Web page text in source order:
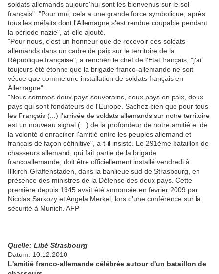
soldats allemands aujourd'hui sont les bienvenus sur le sol
français". "Pour moi, cela a une grande force symbolique, après
tous les méfaits dont l'Allemagne s'est rendue coupable pendant
la période nazie", at-elle ajouté.
"Pour nous, c'est un honneur que de recevoir des soldats
allemands dans un cadre de paix sur le territoire de la
République française", a renchéri le chef de l'Etat français, "j'ai
toujours été étonné que la brigade franco-allemande ne soit
vécue que comme une installation de soldats français en
Allemagne".
"Nous sommes deux pays souverains, deux pays en paix, deux
pays qui sont fondateurs de l'Europe. Sachez bien que pour tous
les Français (...) l'arrivée de soldats allemands sur notre territoire
est un nouveau signal (...) de la profondeur de notre amitié et de
la volonté d'enraciner l'amitié entre les peuples allemand et
français de façon définitive", a-t-il insisté. Le 291ème bataillon de
chasseurs allemand, qui fait partie de la brigade
francoallemande, doit être officiellement installé vendredi à
Illkirch-Graffenstaden, dans la banlieue sud de Strasbourg, en
présence des ministres de la Défense des deux pays. Cette
première depuis 1945 avait été annoncée en février 2009 par
Nicolas Sarkozy et Angela Merkel, lors d'une conférence sur la
sécurité à Munich. AFP
Quelle: Libé Strasbourg
Datum: 10.12.2010
L'amitié franco-allemande célébrée autour d'un bataillon de